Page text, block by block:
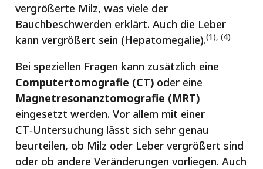
vergrößerte Milz, was viele der
Bauchbeschwerden erklärt. Auch die Leber
kann vergrößert sein (Hepatomegalie).(1), (4)
Bei speziellen Fragen kann zusätzlich eine
Computertomografie (CT) oder eine
Magnetresonanztomografie (MRT)
eingesetzt werden. Vor allem mit einer
CT‑Untersuchung lässt sich sehr genau
beurteilen, ob Milz oder Leber vergrößert sind
oder ob andere Veränderungen vorliegen. Auch